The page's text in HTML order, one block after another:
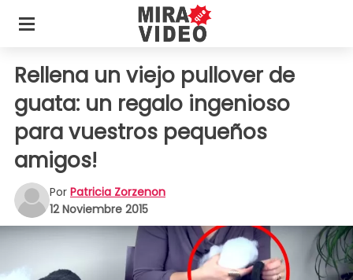
Rellena un viejo pullover de
guata: un regalo ingenioso
para vuestros pequeños
amigos!
Por Patricia Zorzenon
12 Noviembre 2015